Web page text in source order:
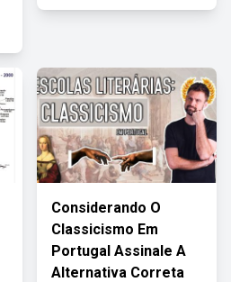
Considerando O
Classicismo Em
Portugal Assinale A
Alternativa Correta